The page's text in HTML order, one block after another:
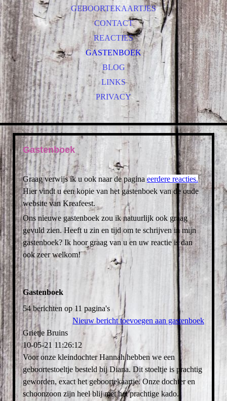
GEBOORTEKAARTJES
CONTACT
REACTIES
GASTENBOEK
BLOG
LINKS
PRIVACY
Gastenboek
Graag verwijs ik u ook naar de pagina eerdere reacties.
Hier vindt u een kopie van het gastenboek van de oude
website van Kreafeest.
Ons nieuwe gastenboek zou ik natuurlijk ook graag
gevuld zien. Heeft u zin en tijd om te schrijven in mijn
gastenboek? Ik hoor graag van u en uw reactie is dan
ook zeer welkom!
Gastenboek
54 berichten op 11 pagina's
Nieuw bericht toevoegen aan gastenboek
Grietje Bruins
10-05-21 11:26:12
Voor onze kleindochter Hannah hebben we een
geboortestoeltje besteld bij Diana. Dit stoeltje is prachtig
geworden, exact het geboortekaartje. Onze dochter en
schoonzoon zijn heel blij met het prachtige kado.